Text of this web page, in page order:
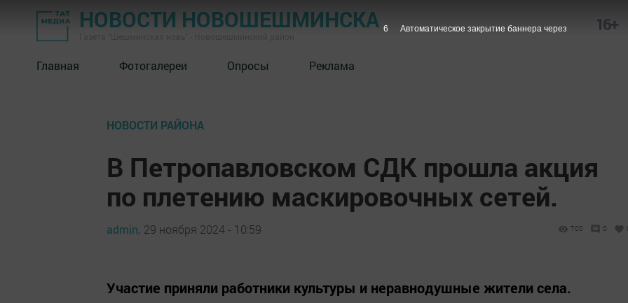
НОВОСТИ НОВОШЕШМИНСКА 16+
Главная Фотогалереи Опросы Реклама
НОВОСТИ РАЙОНА
В Петропавловском СДК прошла акция
по плетению маскировочных сетей.
admin, 29 ноября 2024 - 10:59 700 0
Участие приняли работники культуры и неравнодушные жители села.
5 Автоматическое закрытие баннера через